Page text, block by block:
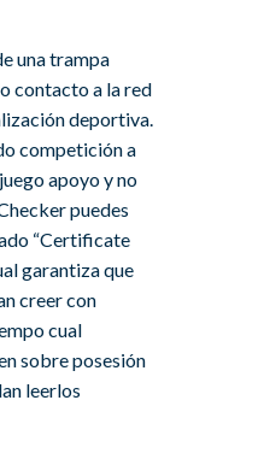
una trampa
contacto a la red
deportiva.
competición a
apoyo y no
puedes
“Certificate
garantiza que
creer con
cual
sobre posesión
leerlos